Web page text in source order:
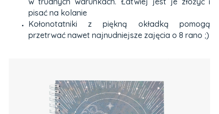
pisać na kolanie
Kołonotatniki z piękną okładką pomogą
przetrwać nawet najnudniejsze zajęcia o 8 rano ;)